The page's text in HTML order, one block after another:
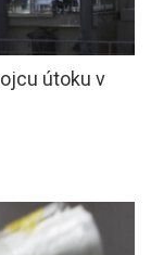
útoku v